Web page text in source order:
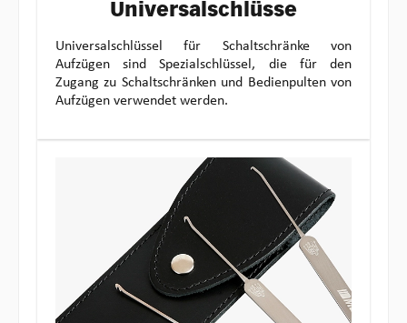
Universalschlüsse
Universalschlüssel für Schaltschränke von
Aufzügen sind Spezialschlüssel, die für den
Zugang zu Schaltschränken und Bedienpulten von
Aufzügen verwendet werden.